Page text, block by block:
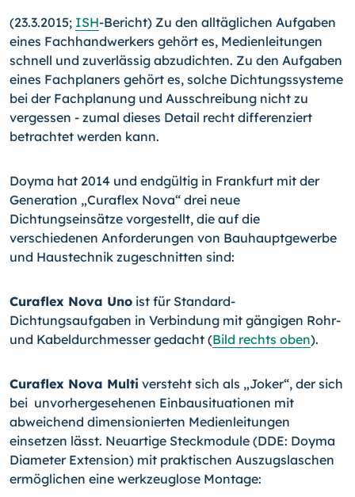
(23.3.2015; ISH-Bericht) Zu den alltäglichen Aufgaben
eines Fachhandwerkers gehört es, Medienleitungen
schnell und zu­verlässig abzudichten. Zu den Aufgaben
eines Fachplaners gehört es, solche Dichtungssysteme
bei der Fachplanung und Ausschreibung nicht zu
vergessen - zumal dieses Detail recht differenziert
betrachtet werden kann.
Doyma hat 2014 und endgültig in Frankfurt mit der
Generation „Curaflex Nova“ drei neue
Dichtungseinsätze vorgestellt, die auf die
verschiedenen Anforderungen von Bauhauptgewerbe
und Haustechnik zuge­schnitten sind:
Curaflex Nova Uno ist für Standard-
Dichtungsaufgaben in Verbindung mit gängigen Rohr-
und Kabeldurchmesser gedacht (Bild rechts oben).
Curaflex Nova Multi versteht sich als „Joker“, der sich
bei unvorhergesehenen Ein­bausituationen mit
abweichend dimensionierten Medienleitungen
einsetzen lässt. Neu­artige Steckmodule (DDE: Doyma
Diameter Extension) mit praktischen Auszugslaschen
ermöglichen eine werkzeuglose Montage: